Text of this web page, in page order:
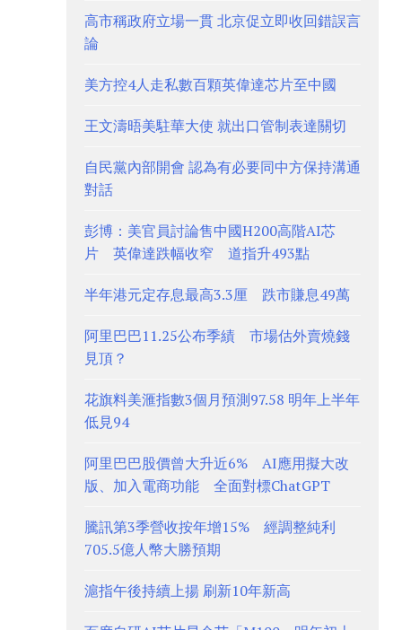
高市稱政府立場一貫 北京促立即收回錯誤言
論
美方控4人走私數百顆英偉達芯片至中國
王文濤晤美駐華大使 就出口管制表達關切
自民黨內部開會 認為有必要同中方保持溝通
對話
彭博：美官員討論售中國H200高階AI芯
片 英偉達跌幅收窄 道指升493點
半年港元定存息最高3.3厘 跌市賺息49萬
阿里巴巴11.25公布季績 市場估外賣燒錢
見頂？
花旗料美滙指數3個月預測97.58 明年上半年
低見94
阿里巴巴股價曾大升近6% AI應用擬大改
版、加入電商功能 全面對標ChatGPT
騰訊第3季營收按年增15% 經調整純利
705.5億人幣大勝預期
滬指午後持續上揚 刷新10年新高